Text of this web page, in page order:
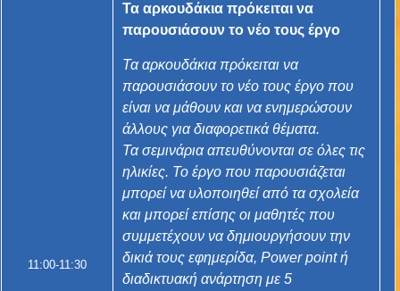
11:00-11:30
Τα αρκουδάκια πρόκειται να
παρουσιάσουν το νέο τους έργο
Τα αρκουδάκια πρόκειται να
παρουσιάσουν το νέο τους έργο που
είναι να μάθουν και να ενημερώσουν
άλλους για διαφορετικά θέματα.
Τα σεμινάρια απευθύνονται σε όλες τις
ηλικίες. Το έργο που παρουσιάζεται
μπορεί να υλοποιηθεί από τα σχολεία
και μπορεί επίσης οι μαθητές που
συμμετέχουν να δημιουργήσουν την
δικιά τους εφημερίδα, Power point ή
διαδικτυακή ανάρτηση με 5